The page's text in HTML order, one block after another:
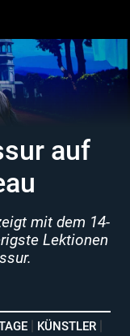
auf
mit dem 14-
Lektionen
KÜNSTLER